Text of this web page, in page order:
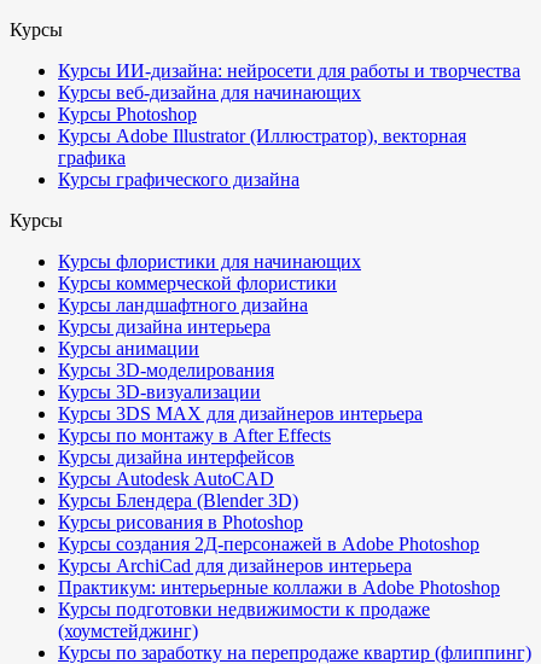
Курсы
Курсы ИИ-дизайна: нейросети для работы и творчества
Курсы веб-дизайна для начинающих
Курсы Photoshop
Курсы Adobe Illustrator (Иллюстратор), векторная
графика
Курсы графического дизайна
Курсы
Курсы флористики для начинающих
Курсы коммерческой флористики
Курсы ландшафтного дизайна
Курсы дизайна интерьера
Курсы анимации
Курсы 3D-моделирования
Курсы 3D-визуализации
Курсы 3DS MAX для дизайнеров интерьера
Курсы по монтажу в After Effects
Курсы дизайна интерфейсов
Курсы Autodesk AutoCAD
Курсы Блендера (Blender 3D)
Курсы рисования в Photoshop
Курсы создания 2Д-персонажей в Adobe Photoshop
Курсы ArchiCad для дизайнеров интерьера
Практикум: интерьерные коллажи в Adobe Photoshop
Курсы подготовки недвижимости к продаже
(хоумстейджинг)
Курсы по заработку на перепродаже квартир (флиппинг)